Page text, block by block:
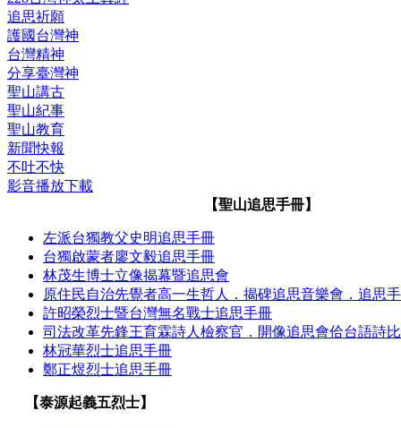
追思祈願
護國台灣神
台灣精神
分享臺灣神
聖山講古
聖山紀事
聖山教育
新聞快報
不吐不快
影音播放下載
【聖山追思手冊】
左派台獨教父史明追思手冊
台獨啟蒙者廖文毅追思手冊
林茂生博士立像揭幕暨追思會
原住民自治先覺者高一生哲人．揭碑追思音樂會．追思
許昭榮烈士暨台灣無名戰士追思手冊
司法改革先鋒王育霖詩人檢察官．開像追思會佮台語詩
林冠華烈士追思手冊
鄭正煜烈士追思手冊
【泰源起義五烈士】